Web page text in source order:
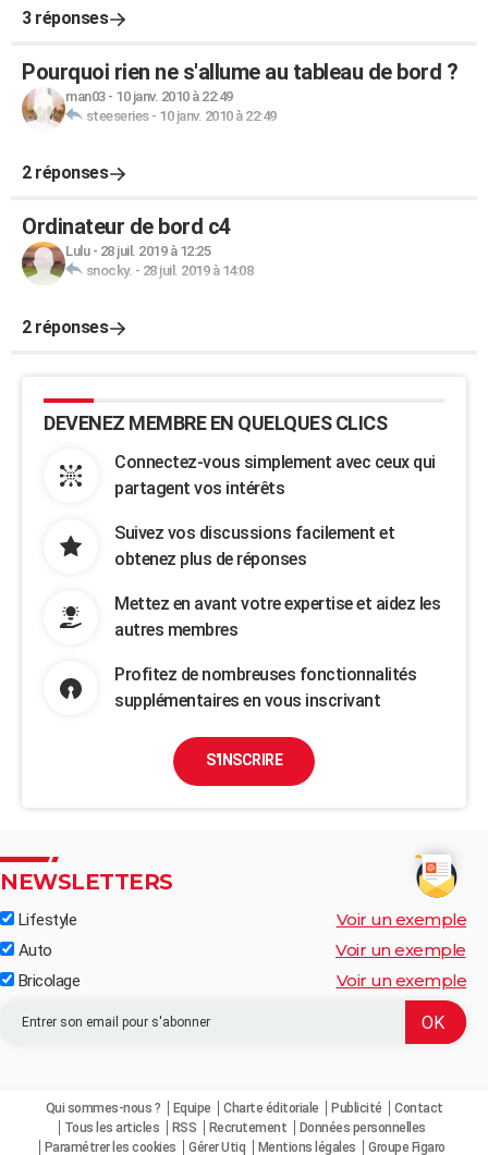
3 réponses
Pourquoi rien ne s'allume au tableau de bord ?
man03- 10 janv. 2010 à 22:49
steeseries- 10 janv. 2010 à 22:49
2 réponses
Ordinateur de bord c4
Lulu- 28 juil. 2019 à 12:25
snocky. - 28 juil. 2019 à 14:08
2 réponses
DEVENEZ MEMBRE EN QUELQUES CLICS
Connectez-vous simplement avec ceux qui
partagent vos intérêts
Suivez vos discussions facilement et
obtenez plus de réponses
Mettez en avant votre expertise et aidez les
autres membres
Profitez de nombreuses fonctionnalités
supplémentaires en vous inscrivant
S'INSCRIRE
NEWSLETTERS
Lifestyle Voir un exemple
Auto Voir un exemple
Bricolage Voir un exemple
Qui sommes-nous ? Equipe Charte éditoriale Publicité
Contact
Tous les articles
RSS Recrutement
Données personnelles
Paramétrer les cookies
Gérer Utiq Mentions légales Groupe Figaro